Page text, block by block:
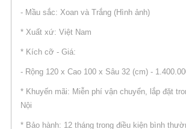
- Mầu sắc: Xoan và Trắng (Hình ảnh)
* Xuất xứ: Việt Nam
* Kích cỡ - Giá:
- Rộng 120 x Cao 100 x Sâu 32 (cm) -
* Khuyến mãi: Miễn phí vận chuyển, lắp đặt
Nội
* Bảo hành: 12 tháng trong điều kiện bình